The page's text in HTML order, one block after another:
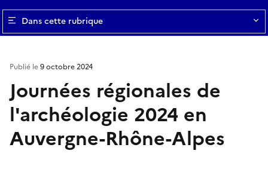
Dans cette rubrique
Journées régionales de
l'archéologie 2024 en
Auvergne-Rhône-Alpes
Publié le9 octobre 2024